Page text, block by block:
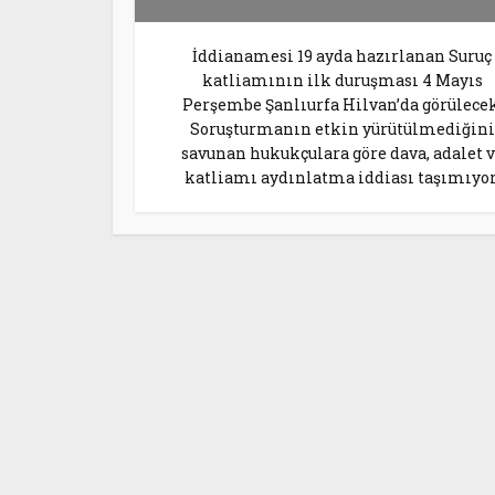
İddianamesi 19 ayda hazırlanan Suruç
katliamının ilk duruşması 4 Mayıs
Perşembe Şanlıurfa Hilvan’da
Soruşturmanın etkin yürütülmediğini
savunan hukukçulara göre dava, adalet
katliamı aydınlatma iddiası